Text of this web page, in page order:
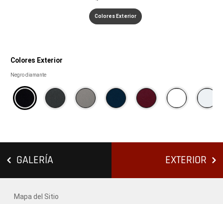
Colores Exterior
colores
Negro diamante
Colores Exterior
GALERÍA EXTERIOR
Mapa del Sitio